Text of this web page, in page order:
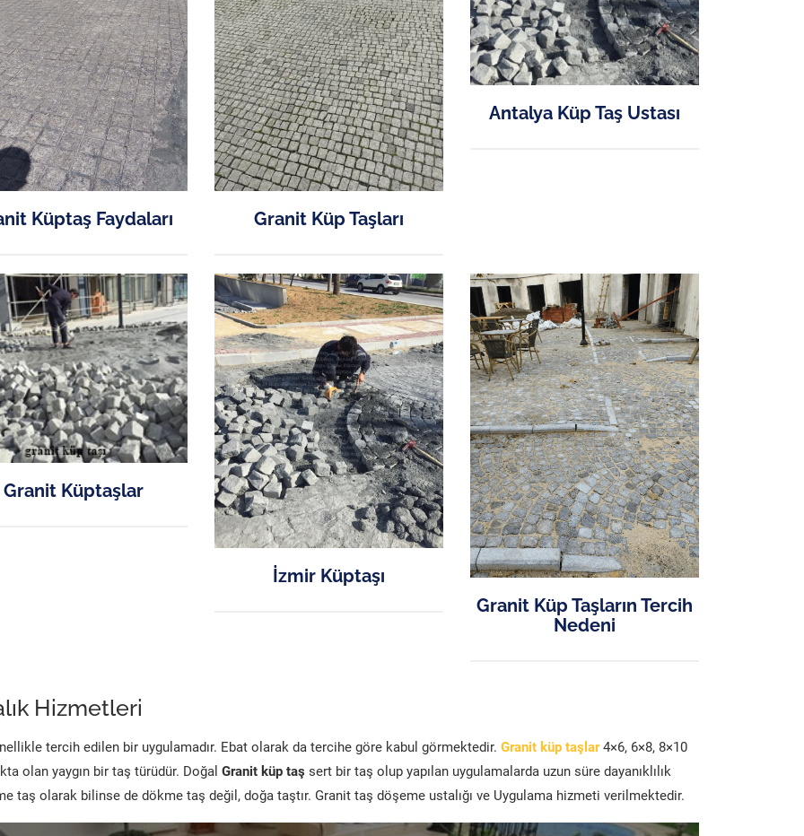
Küptaş Faydaları Granit Küp Taşları
Antalya Küp Taş Ustası
Granit Küptaşlar
İzmir Küptaşı
Granit Küp Taşların Tercih
Nedeni
Hizmetleri
tercih edilen bir uygulamadır. Ebat olarak da tercihe göre kabul görmektedir. Granit küp taşlar 4×6, 6×8, 8×10
olan yaygın bir taş türüdür. Doğal Granit küp taş sert bir taş olup yapılan uygulamalarda uzun süre dayanıklılık
taş olarak bilinse de dökme taş değil, doğa taştır. Granit taş döşeme ustalığı ve Uygulama hizmeti verilmektedir.